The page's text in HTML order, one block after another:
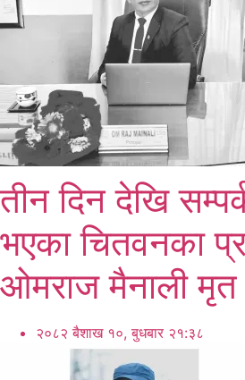
तीन दिन देखि
भएका चितवनका
ओमराज मैनाली मृत
२०८२ बैशाख १०, बुधबार २१:३८